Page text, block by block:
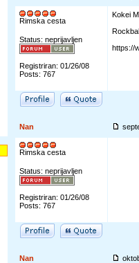
Rimska cesta
Status: neprijavljen
Registriran: 01/26/08
Posts: 767
Kokei
https://
Nan
Rimska cesta
Status: neprijavljen
Registriran: 01/26/08
Posts: 767
Nan